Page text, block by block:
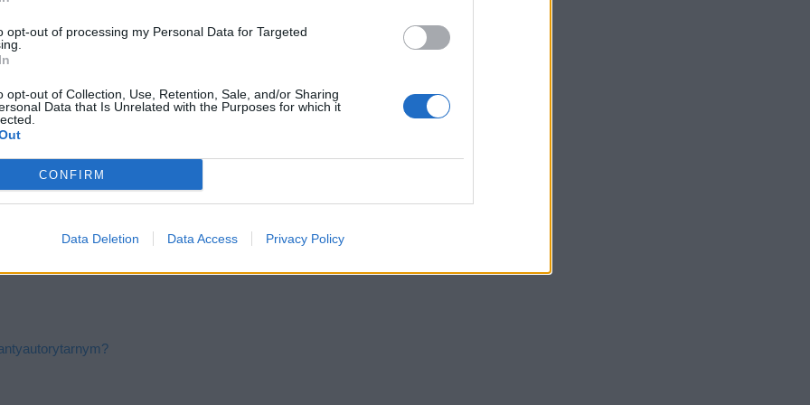
opt-out of processing my Personal Data for Targeted
opt-out of Collection, Use, Retention, Sale, and/or Sharing
Data that Is Unrelated with the Purposes for which it
CONFIRM
Data Deletion Data Access Privacy Policy
nie warto, jeśli chce się wieść życie, w którym
strachem przed tym, ze któraś z naszych
problemów.
czy antyautorytarnym?
że Pinokio zasłużył na to, by stać się